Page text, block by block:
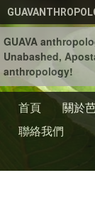
移至主內容
GUAVA
Unabashed,
anthropology!
首頁 關於
聯絡我們